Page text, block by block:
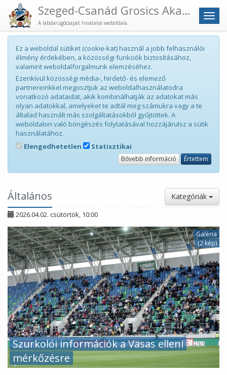
Menü
Szeged-Csanád Grosics Akadémia
A labdarúgócsapat hivatalos weboldala.
Ez a weboldal sütiket (cookie-kat) használ a jobb felhasználói
élmény érdekében, a közösségi funkciók biztosításához,
valamint weboldalforgalmunk elemzéséhez.
Ezenkívül közösségi média-, hirdető- és elemező
partnereinkkel megosztjuk az weboldalhasználatodra
vonatkozó adataidat, akik kombinálhatják az adatokat más
olyan adatokkal, amelyeket te adtál meg számukra vagy a te
általad használt más szolgáltatásokból gyűjtöttek. A
weboldalon való böngészés folytatásával hozzájárulsz a sütik
használatához.
Elengedhetetlen
Statisztikai
Bővebb információ Értettem
Általános Kategóriák
2026.04.02. csütörtök, 10:00
Szurkolói információk a Vasas elleni
mérkőzésre
Galéria
(2 kép)